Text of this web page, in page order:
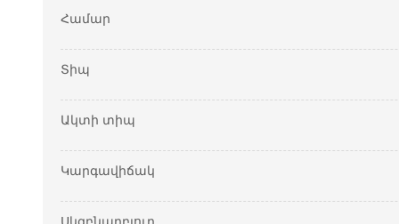
Համար
Տիպ
Ակտի տիպ
Կարգավիճակ